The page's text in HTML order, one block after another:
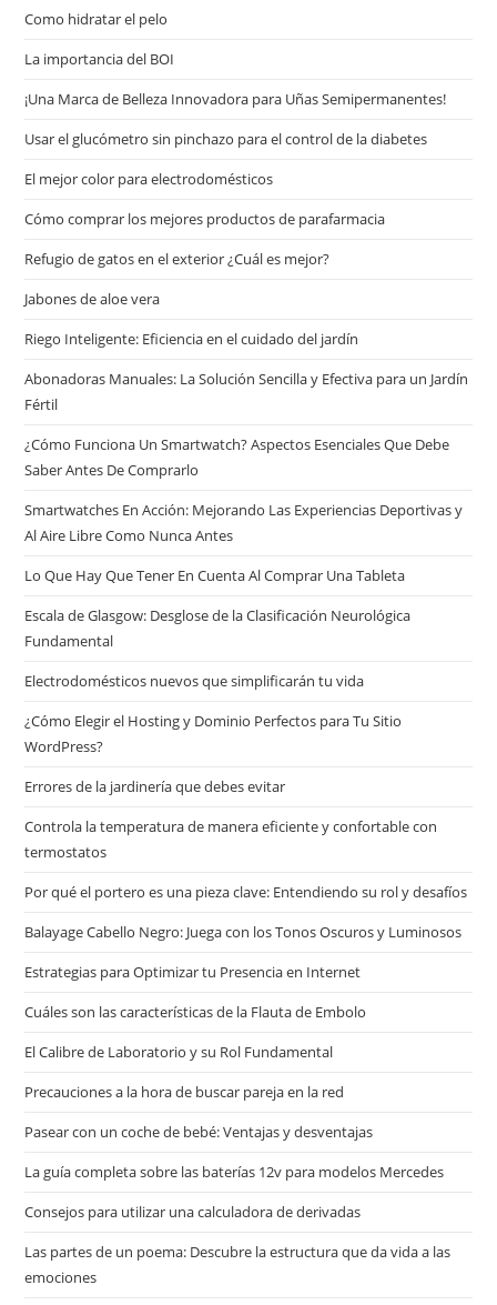
Сomo hidratar el pelo
La importancia del BOI
¡Una Marca de Belleza Innovadora para Uñas Semipermanentes!
Usar el glucómetro sin pinchazo para el control de la diabetes
El mejor color para electrodomésticos
Cómo comprar los mejores productos de parafarmacia
Refugio de gatos en el exterior ¿Cuál es mejor?
Jabones de aloe vera
Riego Inteligente: Eficiencia en el cuidado del jardín
Abonadoras Manuales: La Solución Sencilla y Efectiva para un Jardín
Fértil
¿Cómo Funciona Un Smartwatch? Aspectos Esenciales Que Debe
Saber Antes De Comprarlo
Smartwatches En Acción: Mejorando Las Experiencias Deportivas y
Al Aire Libre Como Nunca Antes
Lo Que Hay Que Tener En Cuenta Al Comprar Una Tableta
Escala de Glasgow: Desglose de la Clasificación Neurológica
Fundamental
Electrodomésticos nuevos que simplificarán tu vida
¿Cómo Elegir el Hosting y Dominio Perfectos para Tu Sitio
WordPress?
Errores de la jardinería que debes evitar
Controla la temperatura de manera eficiente y confortable con
termostatos
Por qué el portero es una pieza clave: Entendiendo su rol y desafíos
Balayage Cabello Negro: Juega con los Tonos Oscuros y Luminosos
Estrategias para Optimizar tu Presencia en Internet
Cuáles son las características de la Flauta de Embolo
El Calibre de Laboratorio y su Rol Fundamental
Precauciones a la hora de buscar pareja en la red
Pasear con un coche de bebé: Ventajas y desventajas
La guía completa sobre las baterías 12v para modelos Mercedes
Consejos para utilizar una calculadora de derivadas
Las partes de un poema: Descubre la estructura que da vida a las
emociones